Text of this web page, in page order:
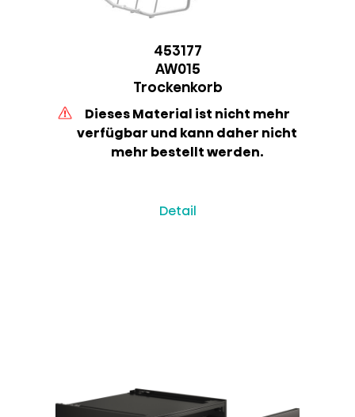
453177
AW015
Trockenkorb
Dieses Material ist nicht mehr
verfügbar und kann daher nicht
mehr bestellt werden.
Detail